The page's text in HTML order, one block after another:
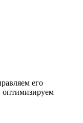
его
оптимизируем